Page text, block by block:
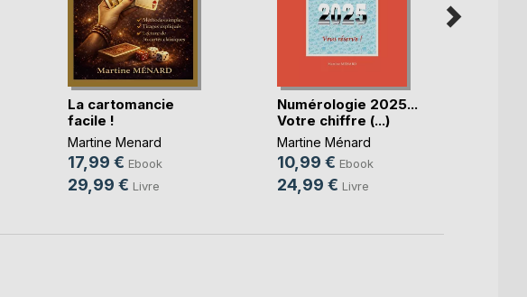
La cartomancie
facile !
Martine Menard
17,99 € Ebook
29,99 € Livre
Numérologie 2025...
Votre chiffre (...)
Martine Ménard
10,99 € Ebook
24,99 € Livre